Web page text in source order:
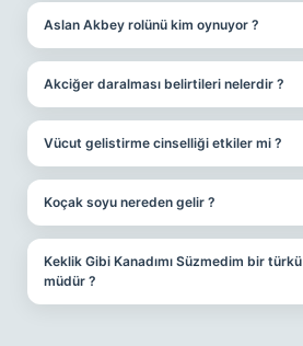
Aslan Akbey rolünü kim oynuyor ?
Akciğer daralması belirtileri nelerdir ?
Vücut gelistirme cinselliği etkiler mi ?
Koçak soyu nereden gelir ?
Keklik Gibi Kanadımı Süzmedim bir türkü
müdür ?